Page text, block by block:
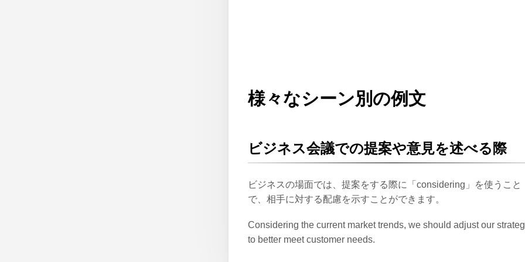
様々なシーン別の例文
ビジネス会議での提案や意見を述べる際
ビジネスの場面では、提案をする際に「considering」を使うこと
で、相手に対する配慮を示すことができます。
Considering the current market trends, we should adjust our
to better meet customer needs.